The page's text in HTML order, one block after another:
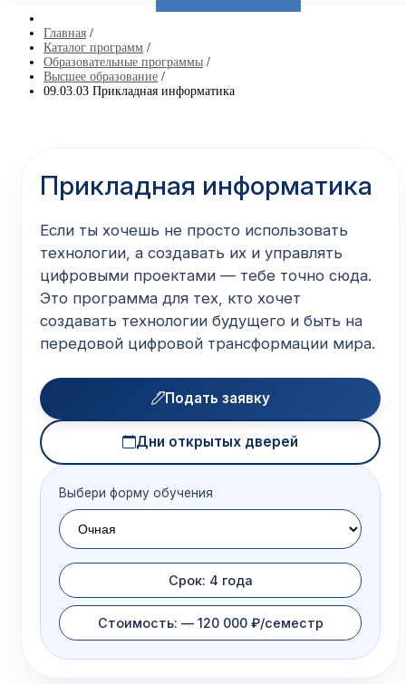
Главная /
Каталог программ /
Образовательные программы /
Высшее образование /
09.03.03 Прикладная информатика
Прикладная информатика
Если ты хочешь не просто использовать
технологии, а создавать их и управлять
цифровыми проектами — тебе точно сюда.
Это программа для тех, кто хочет
создавать технологии будущего и быть на
передовой цифровой трансформации мира.
Подать заявку
Дни открытых дверей
Выбери форму обучения
Срок: 4 года
Стоимость: — 120 000 ₽/семестр